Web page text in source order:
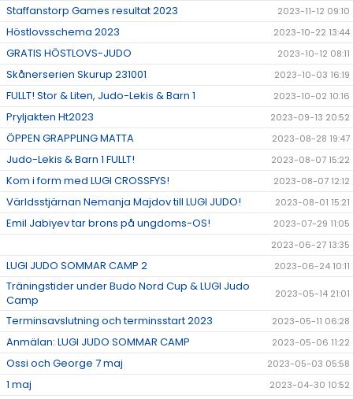
Staffanstorp Games resultat 2023 2023-11-12 09:10
Höstlovsschema 2023 2023-10-22 13:44
GRATIS HÖSTLOVS-JUDO 2023-10-12 08:11
Skånerserien Skurup 231001 2023-10-03 16:19
FULLT! Stor & Liten, Judo-Lekis & Barn 1 2023-10-02 10:16
Pryljakten Ht2023 2023-09-13 20:52
ÖPPEN GRAPPLING MATTA 2023-08-28 19:47
Judo-Lekis & Barn 1 FULLT! 2023-08-07 15:22
Kom i form med LUGI CROSSFYS! 2023-08-07 12:12
Världsstjärnan Nemanja Majdov till LUGI JUDO! 2023-08-01 15:21
Emil Jabiyev tar brons på ungdoms-OS!
2023-07-29 11:05
2023-06-27 13:35
LUGI JUDO SOMMAR CAMP 2 2023-06-24 10:11
Träningstider under Budo Nord Cup & LUGI Judo
Camp
2023-05-14 21:01
Terminsavslutning och terminsstart 2023 2023-05-11 06:28
Anmälan: LUGI JUDO SOMMAR CAMP 2023-05-06 11:22
Ossi och George 7 maj 2023-05-03 05:58
1 maj
2023-04-30 10:52